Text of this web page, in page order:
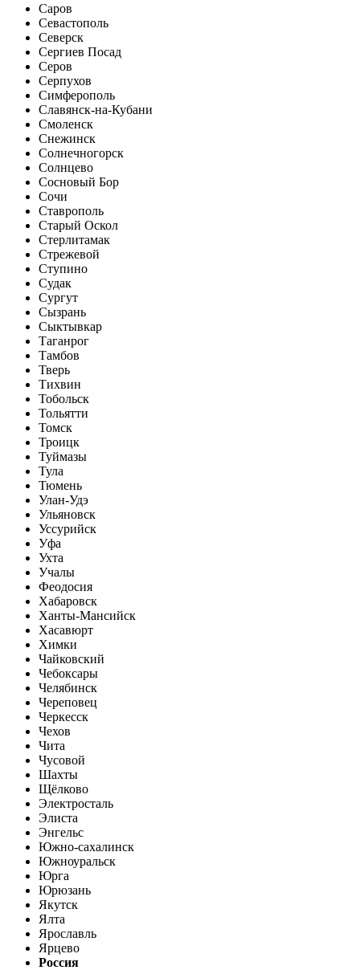
Саров
Севастополь
Северск
Сергиев Посад
Серов
Серпухов
Симферополь
Славянск-на-Кубани
Смоленск
Снежинск
Солнечногорск
Солнцево
Сосновый Бор
Сочи
Ставрополь
Старый Оскол
Стерлитамак
Стрежевой
Ступино
Судак
Сургут
Сызрань
Сыктывкар
Таганрог
Тамбов
Тверь
Тихвин
Тобольск
Тольятти
Томск
Троицк
Туймазы
Тула
Тюмень
Улан-Удэ
Ульяновск
Уссурийск
Уфа
Ухта
Учалы
Феодосия
Хабаровск
Ханты-Мансийск
Хасавюрт
Химки
Чайковский
Чебоксары
Челябинск
Череповец
Черкесск
Чехов
Чита
Чусовой
Шахты
Щёлково
Электросталь
Элиста
Энгельс
Южно-сахалинск
Южноуральск
Юрга
Юрюзань
Якутск
Ялта
Ярославль
Ярцево
Россия